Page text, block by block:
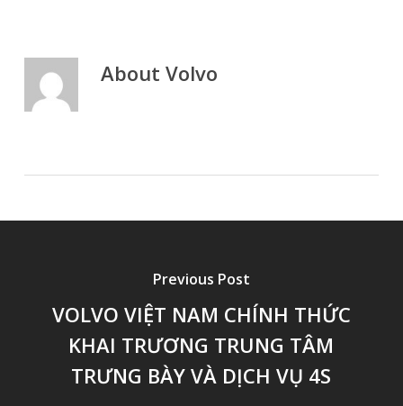
About Volvo
Previous Post
VOLVO VIỆT NAM CHÍNH THỨC
KHAI TRƯƠNG TRUNG TÂM
TRƯNG BÀY VÀ DỊCH VỤ 4S